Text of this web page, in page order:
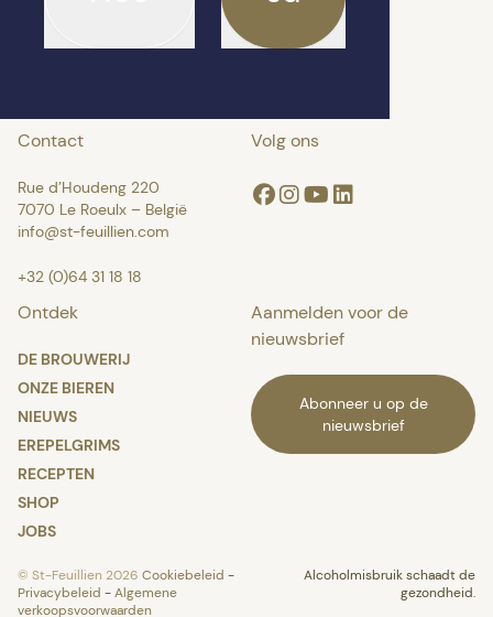
Contact
Rue d’Houdeng 220
7070 Le Roeulx – België
info@st-feuillien.com
+32 (0)64 31 18 18
Volg ons
Facebook
Instagram
YoutubeLinkedin
Ontdek
DE BROUWERIJ
ONZE BIEREN
NIEUWS
EREPELGRIMS
RECEPTEN
SHOP
JOBS
Aanmelden voor de
nieuwsbrief
Abonneer u op de
nieuwsbrief
© St-Feuillien 2026 Cookiebeleid -
Privacybeleid -Algemene
verkoopsvoorwaarden
Alcoholmisbruik schaadt de
gezondheid.